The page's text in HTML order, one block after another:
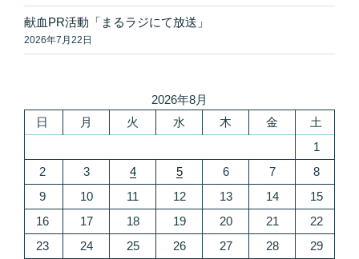
献血PR活動「まるラジにて放送」
2026年7月22日
2026年8月
日
月 火 水 木 金
土
1
2
3 4 5 6 7
8
9
10 11 12 13 14
15
16
17 18 19 20 21
22
23
24 25 26 27 28
29